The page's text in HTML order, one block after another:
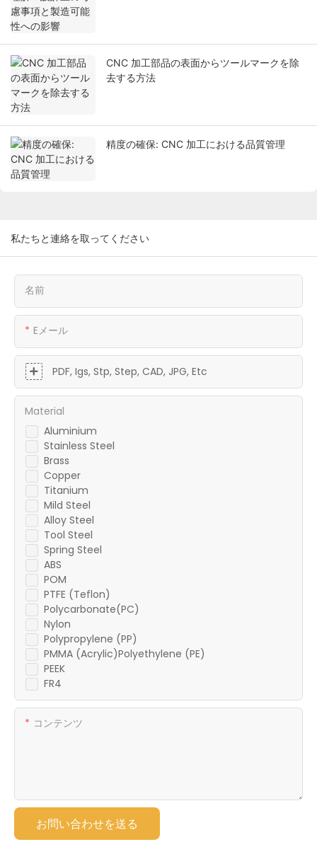
CNC 加工部品の表面からツールマークを除
去する方法
精度の確保: CNC 加工における品質管理
私たちと連絡を取ってください
名前
Eメール
PDF, Igs, Stp, Step, CAD, JPG, Etc
Aluminium
Stainless Steel
Brass
Copper
Titanium
Mild Steel
Alloy Steel
Tool Steel
Spring Steel
ABS
POM
PTFE (Teflon)
Polycarbonate(PC)
Nylon
Polypropylene (PP)
PMMA (Acrylic)Polyethylene (PE)
PEEK
FR4
Material
コンテンツ
お問い合わせを送る